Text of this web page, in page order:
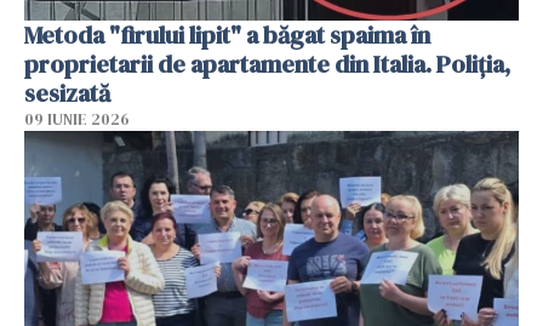
Metoda "firului lipit" a băgat spaima în
proprietarii de apartamente din Italia. Poliția,
sesizată
09 IUNIE 2026